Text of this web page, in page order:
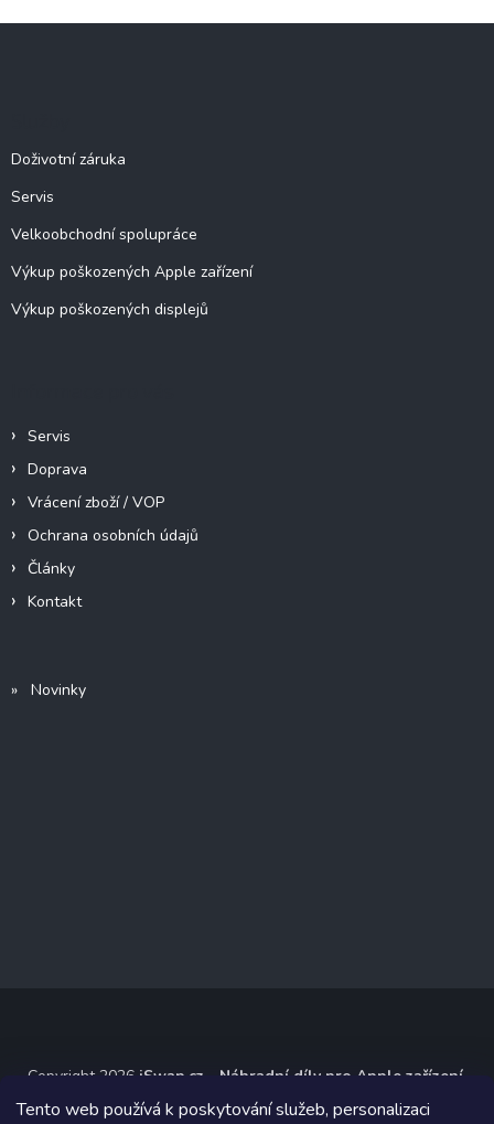
Tento web používá k poskytování služeb, personalizaci
Doživotní záruka
Servis
Velkoobchodní spolupráce
Výkup poškozených Apple zařízení
Výkup poškozených displejů
Servis
Doprava
Vrácení zboží / VOP
Ochrana osobních údajů
Články
Kontakt
» Novinky
Copyright 2026 iSwap.cz - Náhradní díly pro Apple zařízení
Všechna práva vyhrazena.